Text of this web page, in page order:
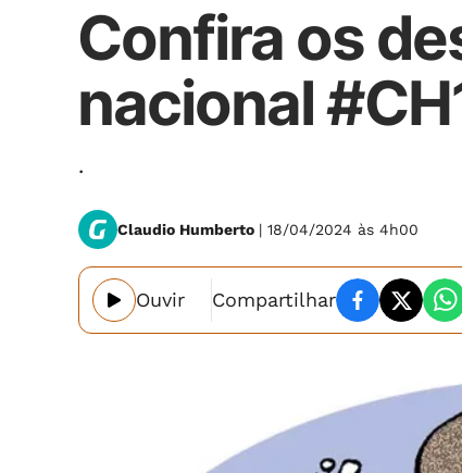
Confira os
nacional
.
Claudio Humberto | 18/04/2024 às 4h00
Ouvir Compartilhar